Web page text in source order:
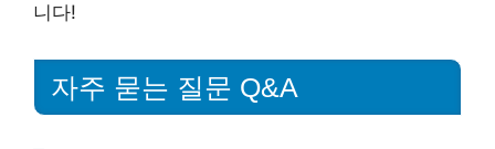
니다!
자주 묻는 질문 Q&A